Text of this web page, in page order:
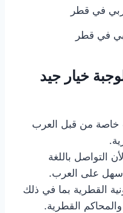
في قطر
خيار جيد
خاصة من قبل العرب
التواصل باللغة
سهل على العرب.
القطرية بما في ذلك
القطرية.